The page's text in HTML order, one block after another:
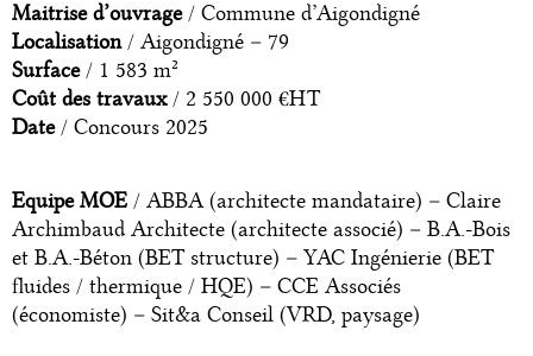
Maitrise d’ouvrage/ Commune d’Aigondigné
Localisation/ Aigondigné – 79
Surface / 1 583 m²
Coût des travaux/ 2 550 000 €HT
Date/ Concours 2025
Equipe MOE / ABBA (architecte mandataire) – Claire
Archimbaud Architecte (architecte associé) – B.A.-Bois
et B.A.-Béton (BET structure) – YAC Ingénierie (BET
fluides / thermique / HQE) – CCE Associés
(économiste) – Sit&a Conseil (VRD, paysage)